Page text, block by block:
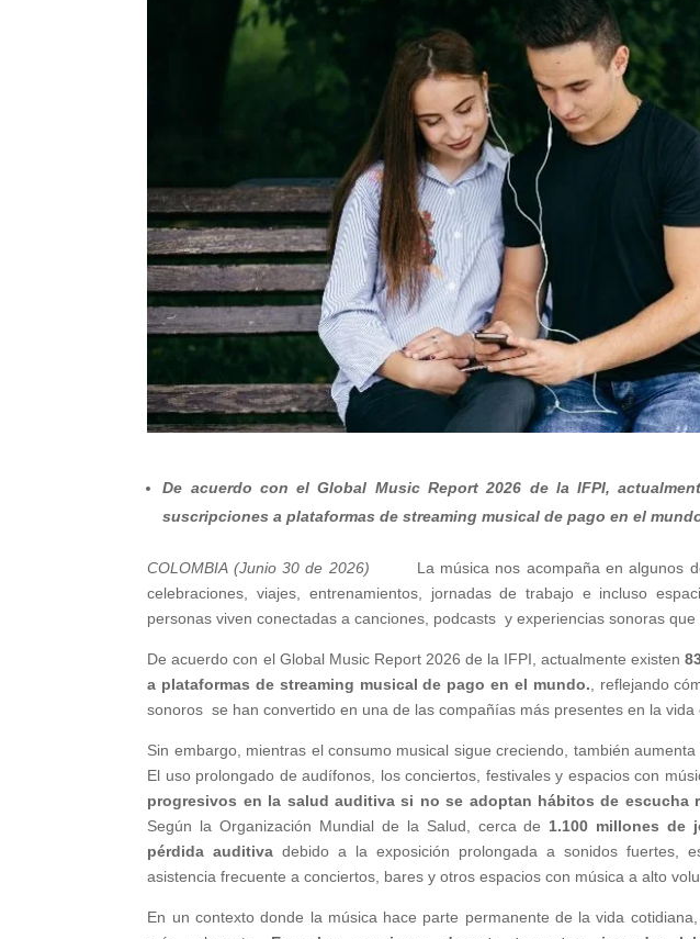
De acuerdo con el Global Music Report 2026 de la IFPI,
suscripciones a plataformas de streaming musical de pago en el
COLOMBIA (Junio 30 de 2026) La música nos acompaña en algunos
celebraciones, viajes, entrenamientos, jornadas de trabajo e incluso
personas viven conectadas a canciones, podcasts y experiencias sonoras que
De acuerdo con el Global Music Report 2026 de la IFPI, actualmente existen
a plataformas de streaming musical de pago en el mundo. , reflejando
sonoros se han convertido en una de las compañías más presentes en la vida
Sin embargo, mientras el consumo musical sigue creciendo, también
El uso prolongado de audífonos, los conciertos, festivales y espacios con
progresivos en la salud auditiva si no se adoptan hábitos de escucha
Según la Organización Mundial de la Salud, cerca de 1.100 millones de
pérdida auditiva debido a la exposición prolongada a sonidos fuertes,
asistencia frecuente a conciertos, bares y otros espacios con música a alto
En un contexto donde la música hace parte permanente de la vida